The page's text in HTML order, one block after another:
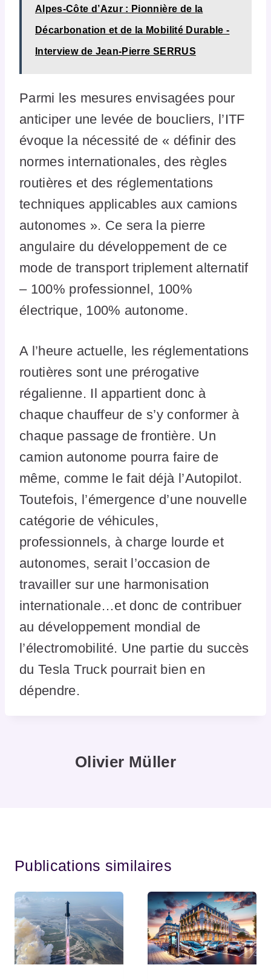
Alpes-Côte d’Azur : Pionnière de la
Décarbonation et de la Mobilité Durable -
Interview de Jean-Pierre SERRUS
Parmi les mesures envisagées pour
anticiper une levée de boucliers, l’ITF
évoque la nécessité de « définir des
normes internationales, des règles
routières et des réglementations
techniques applicables aux camions
autonomes ». Ce sera la pierre
angulaire du développement de ce
mode de transport triplement alternatif
– 100% professionnel, 100%
électrique, 100% autonome.
A l’heure actuelle, les réglementations
routières sont une prérogative
régalienne. Il appartient donc à
chaque chauffeur de s’y conformer à
chaque passage de frontière. Un
camion autonome pourra faire de
même, comme le fait déjà l’Autopilot.
Toutefois, l’émergence d’une nouvelle
catégorie de véhicules,
professionnels, à charge lourde et
autonomes, serait l’occasion de
travailler sur une harmonisation
internationale…et donc de contribuer
au développement mondial de
l’électromobilité. Une partie du succès
du Tesla Truck pourrait bien en
dépendre.
Olivier Müller
Publications similaires